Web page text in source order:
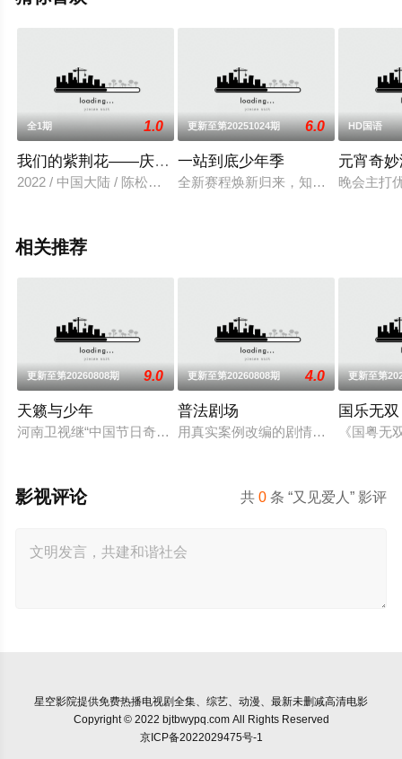
全1期 1.0
我们的紫荆花——庆祝香港回归祖国25周年云歌会
2022 / 中国大陆 / 陈松伶,刘恺威,成龙,袁娅维,卢靖姗
更新至第20251024期 6.0
一站到底少年季
全新赛程焕新归来，知识比拼即将开
HD国语
元宵奇
晚会主打
相关推荐
更新至第20260808期 9.0
天籁与少年
河南卫视继“中国节日奇妙游系列”IP屡屡出圈后， 联合中国移
更新至第20260808期 4.0
普法剧场
用真实案例改编的剧情故事，展现人
更新至第
国乐无双
《国粤无
共0 条 “又见爱人” 影评
影视评论
星空影院提供免费热播电视剧全集、综艺、动漫、最新未删减高清电影
Copyright © 2022 bjtbwypq.com All Rights Reserved
京ICP备2022029475号-1